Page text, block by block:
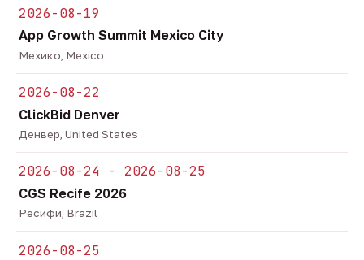
2026-08-19
App Growth Summit Mexico City
Мехико, Mexico
2026-08-22
ClickBid Denver
Денвер, United States
2026-08-24 - 2026-08-25
CGS Recife 2026
Ресифи, Brazil
2026-08-25